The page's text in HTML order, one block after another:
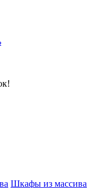
Шкафы из массива